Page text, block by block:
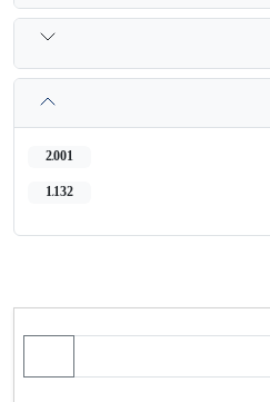
2,001
1,132